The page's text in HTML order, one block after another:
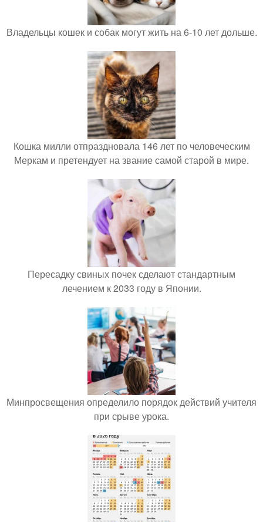
Владельцы кошек и собак могут жить на 6-10 лет дольше.
Кошка милли отпраздновала 146 лет по человеческим
Меркам и претендует на звание самой старой в мире.
Пересадку свиных почек сделают стандартным
лечением к 2033 году в Японии.
Минпросвещения определило порядок действий учителя
при срыве урока.